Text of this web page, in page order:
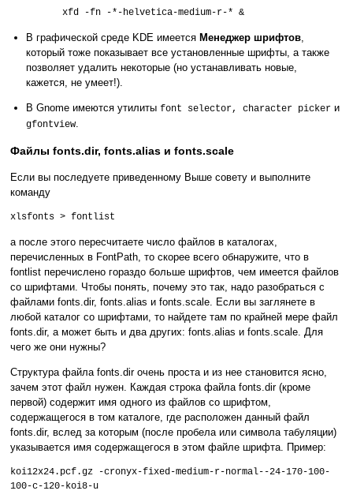
xfd -fn -*-helvetica-medium-r-* &
В графической среде KDE имеется Менеджер шрифтов,
который тоже показывает все установленные шрифты, а также
позволяет удалить некоторые (но устанавливать новые,
кажется, не умеет!).
В Gnome имеются утилиты font selector, character picker и
gfontview.
Файлы fonts.dir, fonts.alias и fonts.scale
Если вы последуете приведенному Выше совету и выполните
команду
xlsfonts > fontlist
а после этого пересчитаете число файлов в каталогах,
перечисленных в FontPath, то скорее всего обнаружите, что в
fontlist перечислено гораздо больше шрифтов, чем имеется файлов
со шрифтами. Чтобы понять, почему это так, надо разобраться с
файлами fonts.dir, fonts.alias и fonts.scale. Если вы заглянете в
любой каталог со шрифтами, то найдете там по крайней мере файл
fonts.dir, а может быть и два других: fonts.alias и fonts.scale. Для
чего же они нужны?
Структура файла fonts.dir очень проста и из нее становится ясно,
зачем этот файл нужен. Каждая строка файла fonts.dir (кроме
первой) содержит имя одного из файлов со шрифтом,
содержащегося в том каталоге, где расположен данный файл
fonts.dir, вслед за которым (после пробела или символа табуляции)
указывается имя содержащегося в этом файле шрифта. Пример:
koi12x24.pcf.gz -cronyx-fixed-medium-r-normal--24-170-100-
100-c-120-koi8-u